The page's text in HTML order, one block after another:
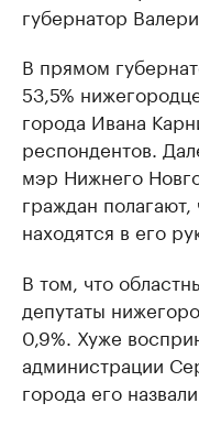
губернатор
В прямом
53,5%
города Ивана
респондентов.
мэр Нижнего
граждан полагают,
находятся в его
В том, что
депутаты
0,9%. Хуже
администрации
города его